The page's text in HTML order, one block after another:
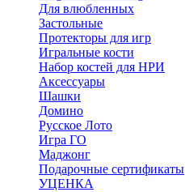
Для влюбленных
Застольные
Протекторы для игр
Игральные кости
Набор костей для НРИ
Аксессуары
Шашки
Домино
Русское Лото
Игра ГО
Маджонг
Подарочные сертификаты
УЦЕНКА